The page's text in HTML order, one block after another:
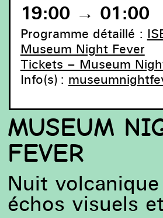
19:00 → 01:00
Programme détaillé :
Museum Night Fever
Tickets – Museum
Info(s) :
MUSEUM
FEVER
Nuit
échos visuels